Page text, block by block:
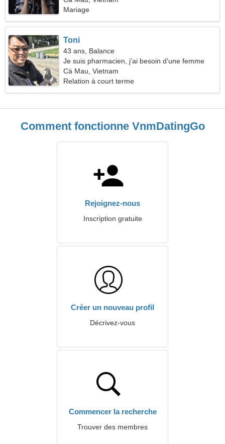
Mariage
Toni
43 ans, Balance
Je suis pharmacien, j'ai besoin d'une femme
cool
Cà Mau, Vietnam
Relation à court terme
Comment fonctionne VnmDatingGo
Rejoignez-nous
Inscription gratuite
Créer un nouveau profil
Décrivez-vous
Commencer la recherche
Trouver des membres